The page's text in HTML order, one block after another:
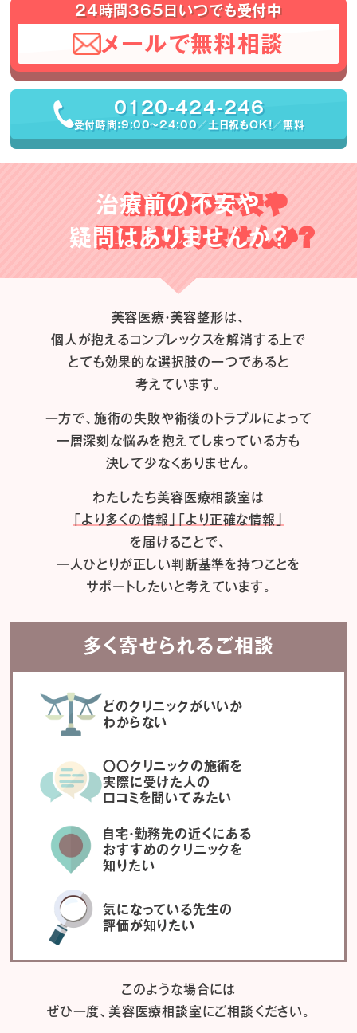
24時間365日いつでも受付中
メールで無料相談
0120-424-246
受付時間：9:00〜24:00／土日祝もOK！／無料
治療前の不安や
疑問はありませんか？
美容医療・美容整形は、
個人が抱えるコンプレックスを解消する上で
とても効果的な選択肢の一つであると
考えています。
一方で、施術の失敗や術後のトラブルによって
一層深刻な悩みを抱えてしまっている方も
決して少なくありません。
わたしたち美容医療相談室は
「より多くの情報」「より正確な情報」
を届けることで、
一人ひとりが正しい判断基準を持つことを
サポートしたいと考えています。
多く寄せられるご相談
どのクリニックがいいか
わからない
〇〇クリニックの施術を
実際に受けた人の
口コミを聞いてみたい
自宅・勤務先の近くにある
おすすめのクリニックを
知りたい
気になっている先生の
評価が知りたい
このような場合には
ぜひ一度、美容医療相談室にご相談ください。